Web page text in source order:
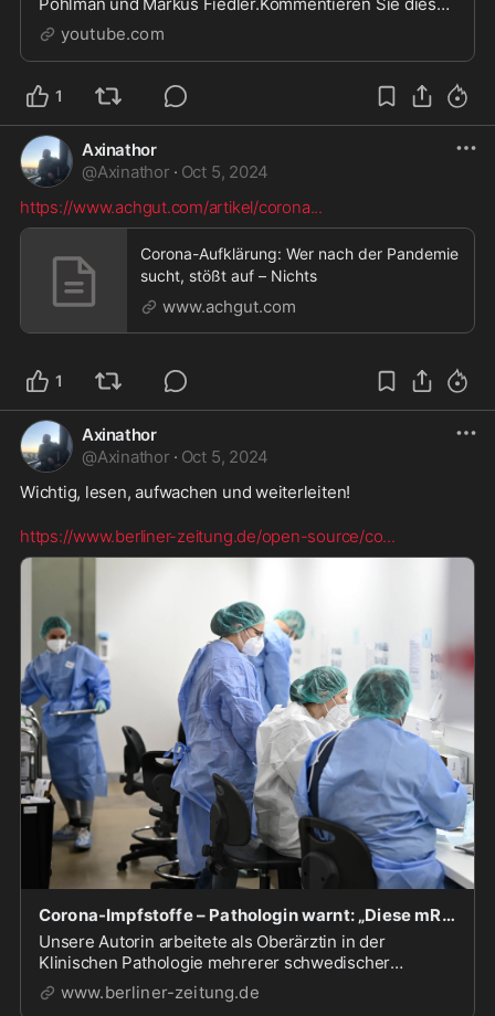
Video unter: http://www.wikihausen.de/video-
blog/#Wikipe...
youtube.com
1
Axinathor
@Axinathor · Oct 5, 2024
https://www.achgut.com/artikel/corona...
Corona-Aufklärung: Wer nach der Pandemie
sucht, stößt auf – Nichts
www.achgut.com
1
Axinathor
@Axinathor · Oct 5, 2024
Wichtig, lesen, aufwachen und weiterleiten!
https://www.berliner-zeitung.de/open-source/co...
Corona-Impfstoffe – Pathologin warnt: „Diese mRNA-Technik ist nicht ausreichend getestet“
Unsere Autorin arbeitete als Oberärztin in der
Klinischen Pathologie mehrerer schwedischer
Kliniken. Seit den Corona-Impfungen beobachtete sie
einen neuartigen „Turbo-Krebs“.
www.berliner-zeitung.de